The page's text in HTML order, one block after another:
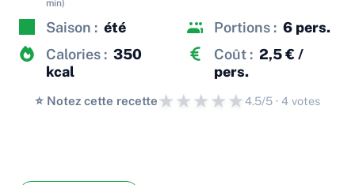
min)
Saison : été Portions : 6 pers.
Calories : 350
kcal
Coût : 2,5 € /
pers.
⭐️ Notez cette recette★★★★★4.5/5 · 4 votes